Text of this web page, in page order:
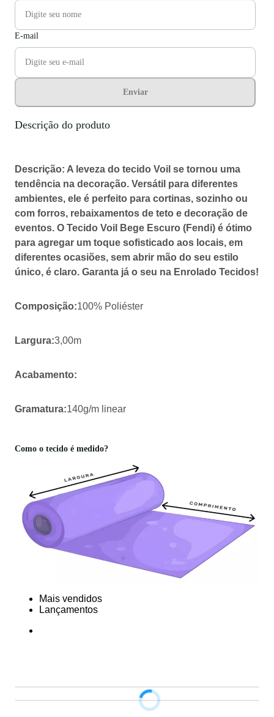
E-mail
Enviar
Descrição do produto
Descrição: A leveza do tecido Voil se tornou uma
tendência na decoração. Versátil para diferentes
ambientes, ele é perfeito para cortinas, sozinho ou
com forros, rebaixamentos de teto e decoração de
eventos. O Tecido Voil Bege Escuro (Fendi) é ótimo
para agregar um toque sofisticado aos locais, em
diferentes ocasiões, sem abrir mão do seu estilo
único, é claro. Garanta já o seu na Enrolado Tecidos!
Composição:100% Poliéster
Largura:3,00m
Acabamento:
Gramatura:140g/m linear
Como o tecido é medido?
Mais vendidos
Lançamentos